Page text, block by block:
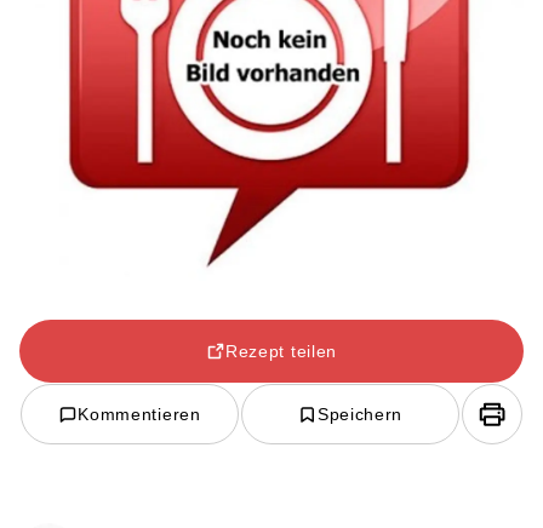
Rezept teilen
Kommentieren Speichern